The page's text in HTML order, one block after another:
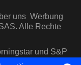
uns Werbung
Alle Rechte
und S&P